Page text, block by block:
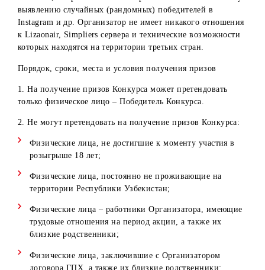
выполнил условия Конкурса в любом случае.
6. Не допускаются в Конкурсе комментарии, содержащие
сетях вправе отстранять от участия в Конкурсе
при выявлении случаев мошенничества (указание
аккаунтов знаменитостей, юридических лиц, попытки
(одинаковых) аккаунтов, использование фейковых
аккаунтов и т.д.).
8. Победитель конкурса не может изменять свое имя
приза. В случае изменения имени пользователя до этого
времени, участник лишается права на получение приза.
Информация о сервисах Lizaonair и Simpliers